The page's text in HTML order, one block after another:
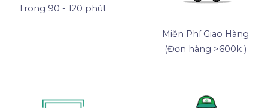
Trong 90 - 120 phút
Miễn Phí Giao Hàng
(Đơn hàng >600k )